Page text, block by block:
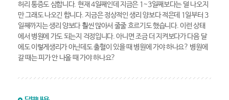
허리 통증도 심합니다. 현재 4일째인데 지금은 1~3일째보다는 덜 나오지
만 그래도 나오긴 합니다. 지금은 정상적인 생리 양보다 적은데 1일부터 3
일째까지는 생리 양보다 훨씬 많아서 줄줄 흐르기도 했습니다. 이런 상태
에서 병원에 가도 되는지 걱정입니다. 아니면 조금 더 지켜보다가 다음 달
에도 이렇게생리가 아닌데도 출혈이 있을 때 병원에 가야 하나요? 병원에
갈 때는 피가 안 나올 때 가야 하나요?